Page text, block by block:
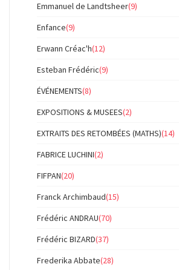
Emmanuel de Landtsheer(9)
Enfance(9)
Erwann Créac'h(12)
Esteban Frédéric(9)
ÉVÉNEMENTS(8)
EXPOSITIONS & MUSEES(2)
EXTRAITS DES RETOMBÉES (MATHS)(14)
FABRICE LUCHINI(2)
FIFPAN(20)
Franck Archimbaud(15)
Frédéric ANDRAU(70)
Frédéric BIZARD(37)
Frederika Abbate(28)